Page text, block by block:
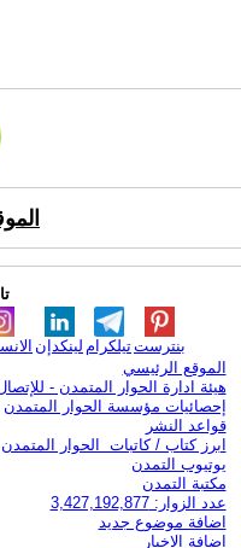
لينكدإن تيلكرامبنترست
الموقع الرئيسي
هيئة ادارة الحوار المتمدن -
إحصائيات مؤسسة الحوار المتمدن
قواعد النشر
ابرز كتاب / كاتبات الحوار المتمدن
يوتيوب التمدن
مكتبة التمدن
عدد الزوار: 3,427,192,877
اضافة موضوع جديد
اضافة الاخبار